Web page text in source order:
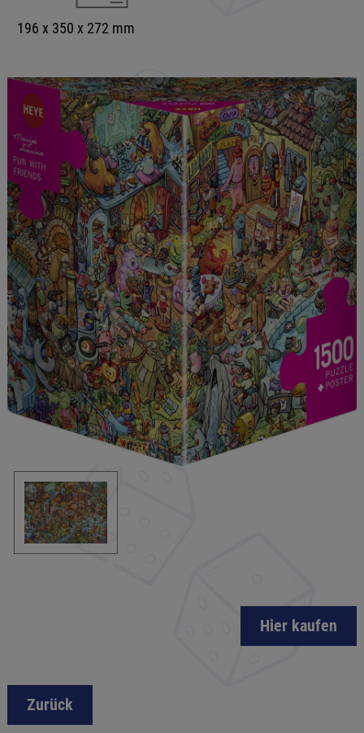
196 x 350 x 272 mm
Hier kaufen
Zurück